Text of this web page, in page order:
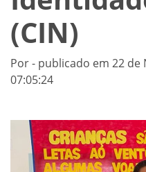
(CIN)
Por - publicado em 22 de
07:05:24